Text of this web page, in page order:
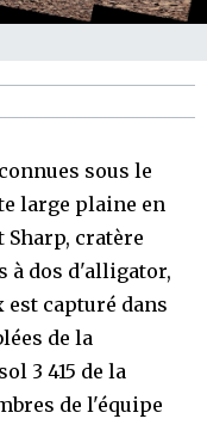
sous le
large plaine en
cratère
à dos d'alligator,
capturé dans
de la
3 415 de la
de l'équipe